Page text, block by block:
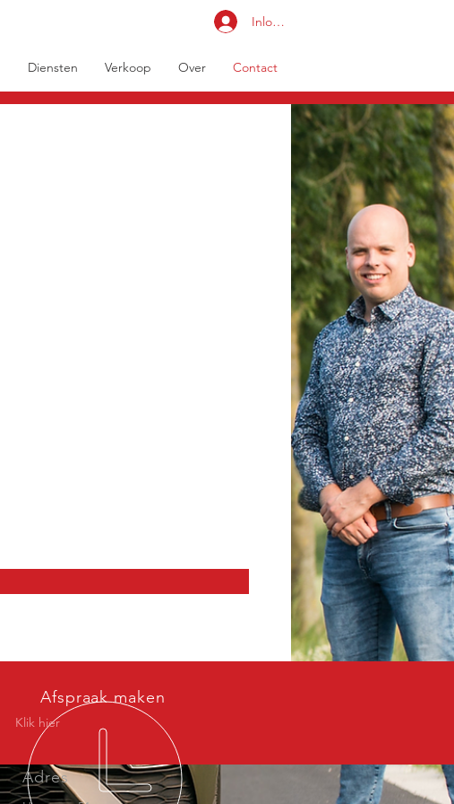
Inloggen
Diensten Verkoop Over Contact
Afspraak maken
Klik hier
Adres